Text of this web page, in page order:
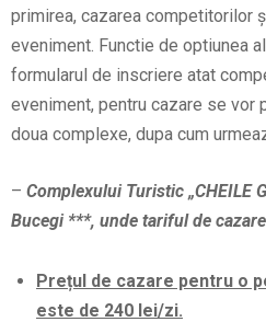
primirea, cazarea competitorilor
eveniment. Functie de optiunea
formularul de inscriere atat
eveniment, pentru cazare se vor
doua complexe, dupa cum
– Complexului Turistic „CHEILE
Bucegi ***, unde tariful de
Prețul de cazare pentru o
este de 240 lei/zi.